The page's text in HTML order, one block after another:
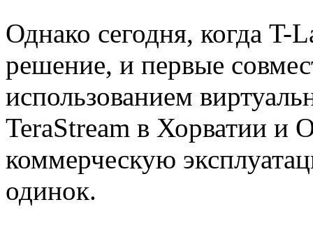
Однако сегодня, когда T-
решение, и первые
использованием
TeraStream в Хорватии и
коммерческую
одинок.